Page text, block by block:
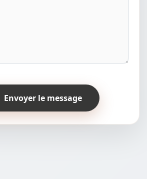
Envoyer le message